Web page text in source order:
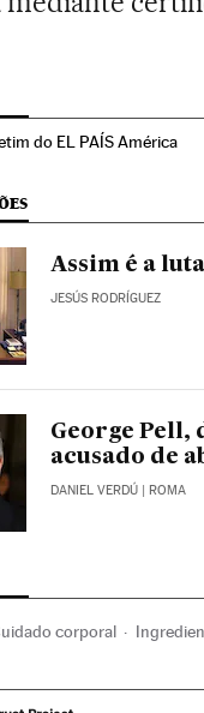
do EL PAÍS América
Assim é a
JESÚS RODRÍGUEZ
George Pell,
acusado de
DANIEL VERDÚ | ROMA
corporal